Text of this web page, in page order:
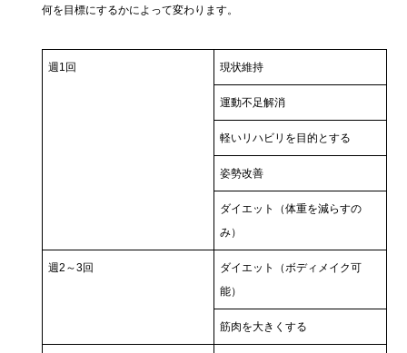
何を目標にするかによって変わります。
週1回 現状維持
運動不足解消
軽いリハビリを目的とする
姿勢改善
ダイエット（体重を減らすの
み）
週2～3回
ダイエット（ボディメイク可
能）
筋肉を大きくする